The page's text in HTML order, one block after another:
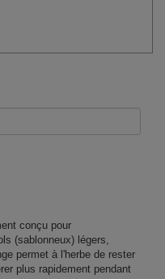
conçu pour
(sablonneux) légers,
permet à l'herbe de rester
plus rapidement pendant